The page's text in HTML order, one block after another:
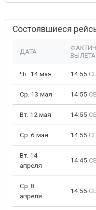
Состоявшиеся
ДАТА
ВЫЛЕТА
Чт. 14 мая 14:55
Ср. 13 мая 14:55
Вт. 12 мая 14:55
Ср. 6 мая 14:55
Вт. 14
апреля
14:45
Ср. 8
апреля
14:55